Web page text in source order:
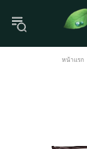
หน้าแรก